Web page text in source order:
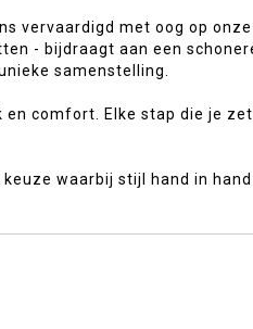
vervaardigd met oog op
- bijdraagt aan een
samenstelling.
en comfort. Elke stap die je
waarbij stijl hand in